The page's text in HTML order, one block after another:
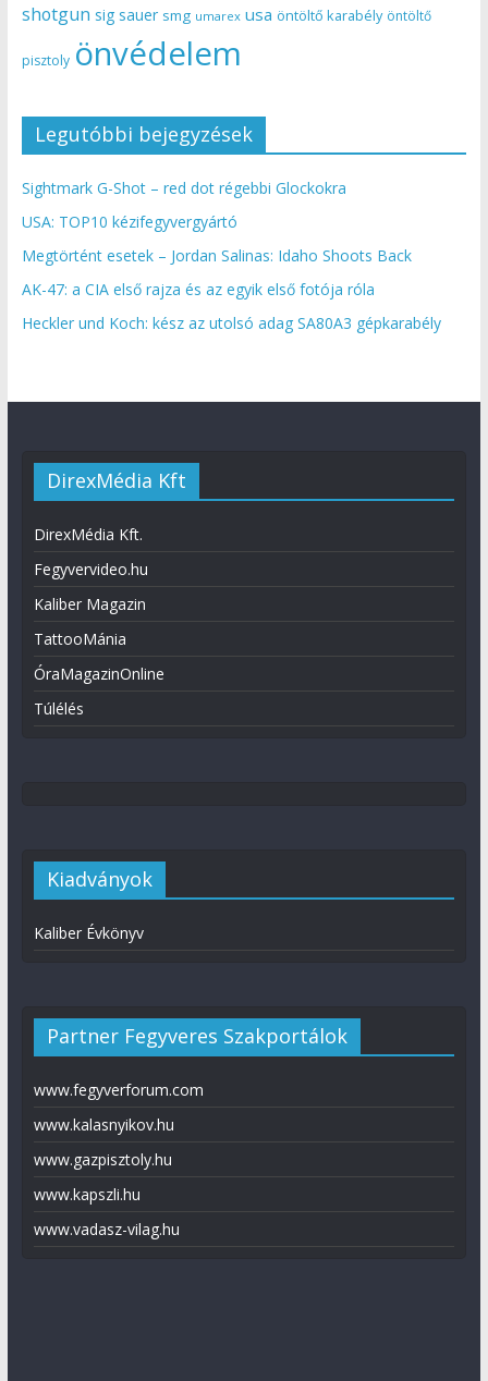
shotgun sig sauer smg umarex usa öntöltő karabély öntöltő
pisztoly önvédelem
Legutóbbi bejegyzések
Sightmark G-Shot – red dot régebbi Glockokra
USA: TOP10 kézifegyvergyártó
Megtörtént esetek – Jordan Salinas: Idaho Shoots Back
AK-47: a CIA első rajza és az egyik első fotója róla
Heckler und Koch: kész az utolsó adag SA80A3 gépkarabély
DirexMédia Kft
DirexMédia Kft.
Fegyvervideo.hu
Kaliber Magazin
TattooMánia
ÓraMagazinOnline
Túlélés
Kiadványok
Kaliber Évkönyv
Partner Fegyveres Szakportálok
www.fegyverforum.com
www.kalasnyikov.hu
www.gazpisztoly.hu
www.kapszli.hu
www.vadasz-vilag.hu